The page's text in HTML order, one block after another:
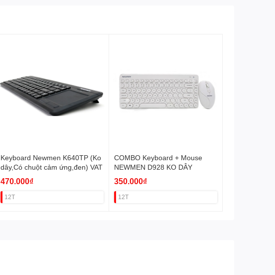
Keyboard Newmen K640TP (Ko
dây,Có chuột cảm ứng,đen) VAT
470.000₫
12T
COMBO Keyboard + Mouse
NEWMEN D928 KO DÂY
350.000₫
12T